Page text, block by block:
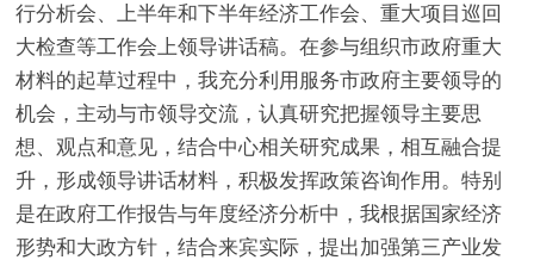
行分析会、上半年和下半年经济工作会、重大项目巡回
大检查等工作会上领导讲话稿。在参与组织市政府重大
材料的起草过程中，我充分利用服务市政府主要领导的
机会，主动与市领导交流，认真研究把握领导主要思
想、观点和意见，结合中心相关研究成果，相互融合提
升，形成领导讲话材料，积极发挥政策咨询作用。特别
是在政府工作报告与年度经济分析中，我根据国家经济
形势和大政方针，结合来宾实际，提出加强第三产业发